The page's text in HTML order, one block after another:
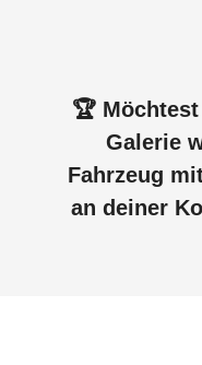
🏆
Galerie
Fahrzeug
an deiner